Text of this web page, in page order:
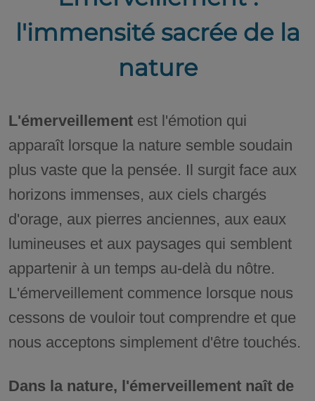
l'immensité sacrée de la
nature
L'émerveillement est l'émotion qui
apparaît lorsque la nature semble soudain
plus vaste que la pensée. Il surgit face aux
horizons immenses, aux ciels chargés
d'orage, aux pierres anciennes, aux eaux
lumineuses et aux paysages qui semblent
appartenir à un temps au-delà du nôtre.
L'émerveillement commence lorsque nous
cessons de vouloir tout comprendre et que
nous acceptons simplement d'être touchés.
Dans la nature, l'émerveillement naît de